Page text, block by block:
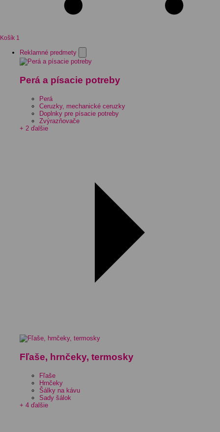
Košík 1
Reklamné predmety
Perá a písacie potreby
Perá
Ceruzky, mechanické ceruzky
Doplnky pre písacie potreby
Zvýrazňovače
+ 2 ďalšie
Fľaše, hrnčeky, termosky
Fľaše
Hrnčeky
Šálky na kávu
Sady šálok
+ 4 ďalšie